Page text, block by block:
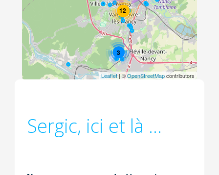
3
12
Leaflet| ©OpenStreetMapcontributors
Sergic, ici et là ...